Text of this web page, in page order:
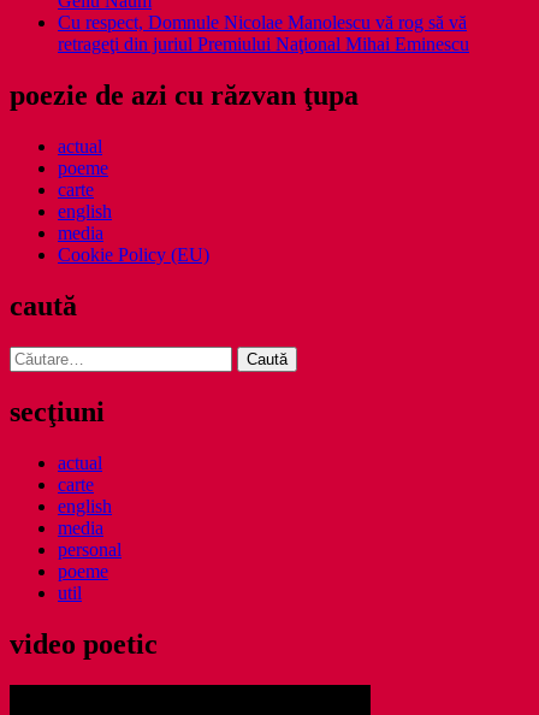
Cu respect, Domnule Nicolae Manolescu vă rog să vă
retrageţi din juriul Premiului Naţional Mihai Eminescu
poezie de azi cu răzvan ţupa
actual
poeme
carte
english
media
Cookie Policy (EU)
caută
Caută
după:
secţiuni
actual
carte
english
media
personal
poeme
util
video poetic